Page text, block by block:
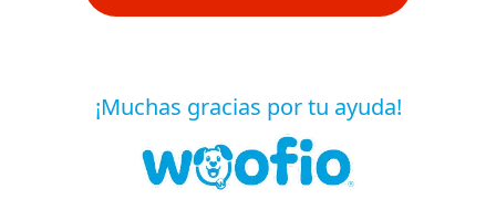
¡Muchas gracias por tu ayuda!